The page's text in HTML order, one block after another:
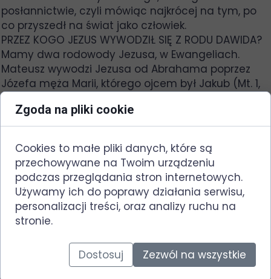
posłannictwie, czyli mówiąc najkrócej na tym, po
co przyszedł na świat jako człowiek.
PRZEZ KOGO JEZUS WYWODZIŁ SIĘ Z RODU DAWIDA?
Mamy dwa rodowody Jezusa, w Ewangeliach.
Mateusz wywodzi Jezusa od Abrahama poprzez
Józefa męża Marii, którego ojcem był Jakub (Mt. 1,
1-17). Natomiast Łukasz przez Józefa syna Helego
aż po praojca Adama (Łk. 3, 23-38). Na przestrzeni
wieków powstały rozmaite hipotezy na temat
rozbieżności imion ojca Józefa. Jedna z koncepcji
mówi, że Heli był ojcem Marii. Przeczy to jednak
pochodzeniu Jezusa z rodu Dawida (Łk. 1, 27), bo
Maria była spokrewniona z Elżbietą z rodu Aarona
(Łk. 1, 36) jak i rzymsko – katolickiej tradycji wg
której rodzice Marii mieli się nazywać Joachim i
Anna.
Inni twierdzą, że Heli mógł być bratem zmarłego
przedwcześnie Jakuba, który wychował Józefa. Nie
Zgoda na pliki cookie
Cookies to małe pliki danych, które są
przechowywane na Twoim urządzeniu
podczas przeglądania stron internetowych.
Używamy ich do poprawy działania serwisu,
personalizacji treści, oraz analizy ruchu na
stronie.
Dostosuj Zezwól na wszystkie